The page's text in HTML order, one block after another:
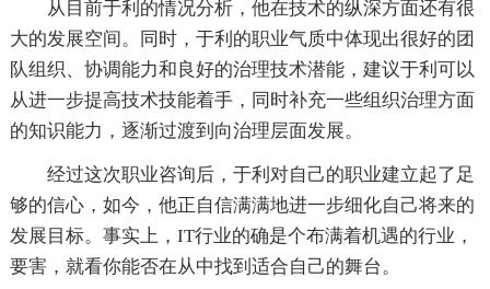
从目前于利的情况分析，他在技术的纵深方面还有很
大的发展空间。同时，于利的职业气质中体现出很好的团
队组织、协调能力和良好的治理技术潜能，建议于利可以
从进一步提高技术技能着手，同时补充一些组织治理方面
的知识能力，逐渐过渡到向治理层面发展。
经过这次职业咨询后，于利对自己的职业建立起了足
够的信心，如今，他正自信满满地进一步细化自己将来的
发展目标。事实上，IT行业的确是个布满着机遇的行业，
要害，就看你能否在从中找到适合自己的舞台。